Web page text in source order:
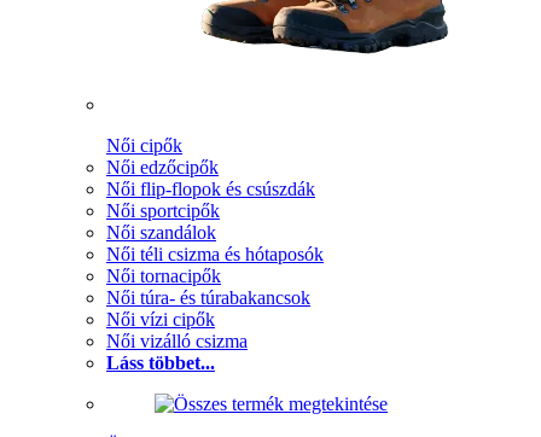
Női cipők
Női edzőcipők
Női flip-flopok és csúszdák
Női sportcipők
Női szandálok
Női téli csizma és hótaposók
Női tornacipők
Női túra- és túrabakancsok
Női vízi cipők
Női vizálló csizma
Láss többet...